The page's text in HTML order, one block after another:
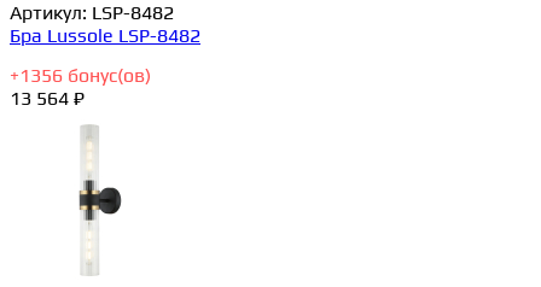
Артикул: LSP-8482
Бра Lussole LSP-8482
+1356 бонус(ов)
13 564 ₽